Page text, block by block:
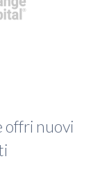
offri nuovi